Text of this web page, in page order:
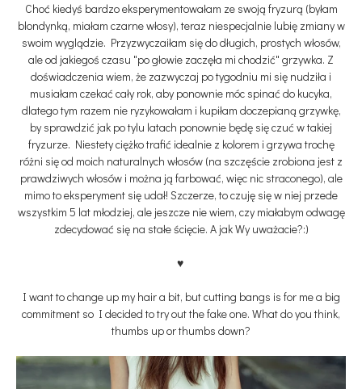
Choć kiedyś bardzo eksperymentowałam ze swoją fryzurą (byłam
blondynką, miałam czarne włosy), teraz niespecjalnie lubię zmiany w
swoim wyglądzie. Przyzwyczaiłam się do długich, prostych włosów,
ale od jakiegoś czasu "po głowie zaczęła mi chodzić" grzywka. Z
doświadczenia wiem, że zazwyczaj po tygodniu mi się nudziła i
musiałam czekać cały rok, aby ponownie móc spinać do kucyka,
dlatego tym razem nie ryzykowałam i kupiłam doczepianą grzywkę,
by sprawdzić jak po tylu latach ponownie będę się czuć w takiej
fryzurze. Niestety ciężko trafić idealnie z kolorem i grzywa trochę
różni się od moich naturalnych włosów (na szczęście zrobiona jest z
prawdziwych włosów i można ją farbować, więc nic straconego), ale
mimo to eksperyment się udał! Szczerze, to czuję się w niej przede
wszystkim 5 lat młodziej, ale jeszcze nie wiem, czy miałabym odwagę
zdecydować się na stałe ścięcie. A jak Wy uważacie?:)
♥
I want to change up my hair a bit, butcutting bangs is for me a big
commitment so I decided to try out the fake one. What do you think,
thumbs up or thumbs down?